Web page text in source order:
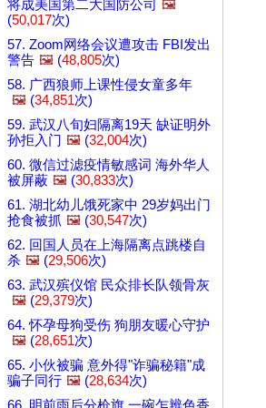
将成美国第二大国防公司
🖼️
(50,017次)
57. Zoom网络会议遭攻击 FBI发出
警告 🖼️ (48,805次)
58. 广西狼师上课性侵女童多年
🖼️ (34,851次)
59. 武汉八旬妇隔离19天 缺证明外
孙拒入门 🖼️ (32,004次)
60. 微信过滤疫情敏感词 海外华人
被屏蔽 🖼️ (30,833次)
61. 湖北幼儿饿死家中 29岁妈出门
抢食被抓 🖼️ (30,547次)
62. 回国人员在上海隔离点跳楼自
杀 🖼️ (29,506次)
63. 武汉殡仪馆 民众排长队领骨灰
🖼️ (29,379次)
64. 怀孕母狗受伤 狗朋友暖心守护
🖼️ (28,651次)
65. 小伙被骗 意外得"诈骗秘籍"成
骗子同行 🖼️ (28,634次)
66. 明前雨后分枪旗 一碗乍辨色香